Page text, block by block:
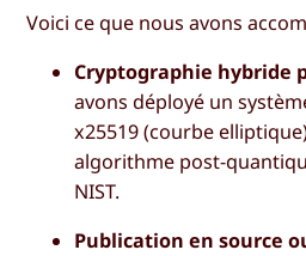
Voici ce que nous avons
Cryptographie hybride
avons déployé un
x25519 (courbe
algorithme post-
NIST.
Publication en source